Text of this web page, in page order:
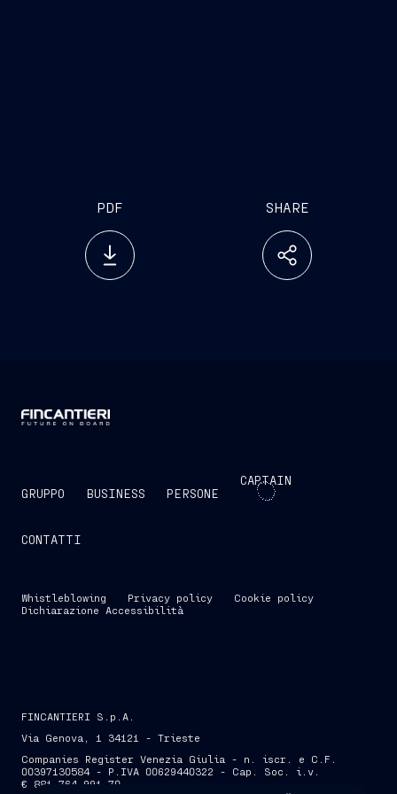
PDF SHARE
GRUPPO BUSINESS PERSONE
CAPTAIN
CONTATTI
Whistleblowing Privacy policy
Cookie policy
Dichiarazione Accessibilità
FINCANTIERI S.p.A.
Via Genova, 1 34121 - Trieste
Companies Register Venezia Giulia - n. iscr. e C.F.
00397130584 - P.IVA 00629440322 - Cap. Soc. i.v.
€ 881.764.991,70